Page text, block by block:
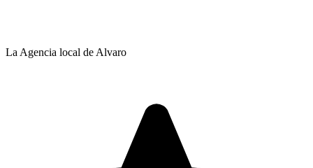
La Agencia local de Alvaro